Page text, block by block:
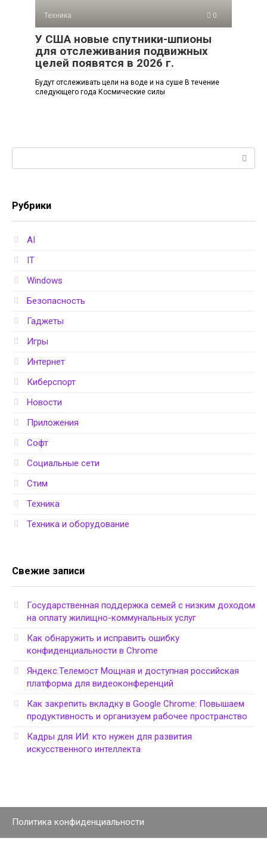
Техника 0
У США новые спутники-шпионы
для отслеживания подвижных
целей появятся в 2026 г.
Будут отслеживать цели на воде и на суше В течение
следующего года Космические силы
Рубрики
AI
IT
Windows
Безопасность
Гаджеты
Игры
Интернет
Киберспорт
Новости
Приложения
Софт
Социальные сети
Стим
Техника
Техника и оборудование
Свежие записи
Государственная поддержка семей с низким доходом
на оплату жилищно-коммунальных услуг
Как обнаружить и исправить ошибку
конфиденциальности в Chrome
Яндекс.Телемост Мощная и доступная российская
платформа для видеоконференций
Как закрепить вкладку в Google Chrome: Повышаем
продуктивность и организуем рабочее пространство
Кадры для ИИ: кто нужен для развития
искусственного интеллекта
Политика конфиденциальности